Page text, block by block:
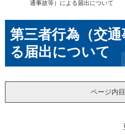
通事故等）による届出について
文第三者行為（交
る届出について
ページ内